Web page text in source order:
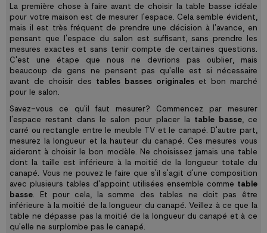
La première chose à faire avant de choisir la table basse idéale
pour votre maison est de mesurer l'espace. Cela semble évident,
mais il est très fréquent de prendre une décision à l'avance, en
pensant que l'espace du salon est suffisant, sans prendre les
mesures exactes et sans tenir compte de certaines questions.
C'est une étape que nous ne devrions pas oublier, mais
beaucoup de gens ne pensent pas qu'elle est si nécessaire
avant de choisir des tables basses originaleset bon marché
pour le salon.
Savez-vous ce qu'il faut mesurer? Commencez par mesurer
l'espace restant dans le salon pour placer latable basse, ce
carré ou rectangle entre le meuble TV et le canapé. D'autre part,
mesurez la longueur et la hauteur du canapé. Ces mesures vous
aideront à choisir le bon modèle. Ne choisissez jamais une table
dont la taille est inférieure à la moitié de la longueur totale du
canapé. Vous ne pouvez le faire que s'il s'agit d'une composition
avec plusieurs tables d'appoint utilisées ensemble comme table
basse. Et pour cela, la somme des tables ne doit pas être
inférieure à la moitié de la longueur du canapé. Veillez à ce que la
table ne dépasse pas la moitié de la longueur du canapé et à ce
qu'elle ne surplombe pas le canapé.